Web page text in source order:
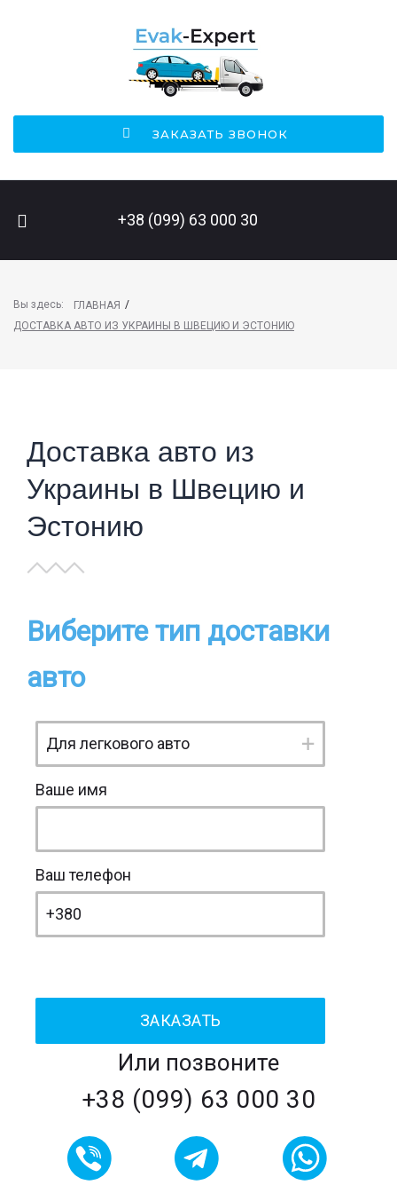
ЗАКАЗАТЬ ЗВОНОК
+38 (099) 63 000 30
Вы здесь: ГЛАВНАЯ /
ДОСТАВКА АВТО ИЗ УКРАИНЫ В ШВЕЦИЮ И ЭСТОНИЮ
Доставка авто из
Украины в Швецию и
Эстонию
Виберите тип доставки
авто
Ваше имя
Ваш телефон
Или позвоните
+38 (099) 63 000 30
ПОИСК НА САЙТЕ